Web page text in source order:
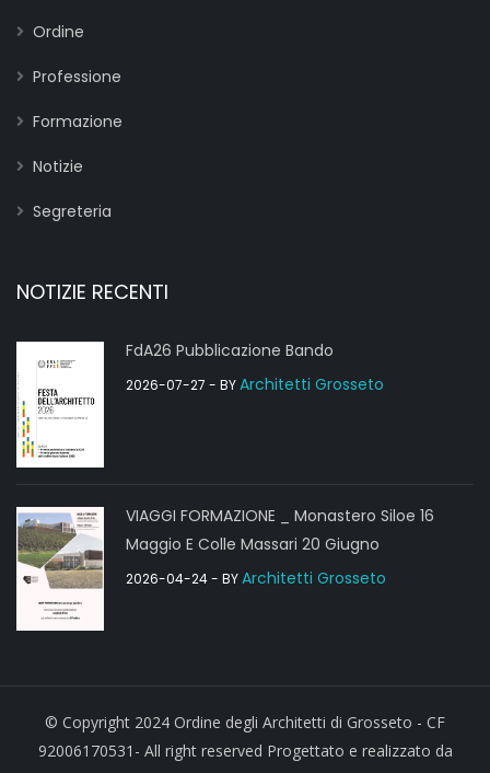
Ordine
Professione
Formazione
Notizie
Segreteria
NOTIZIE RECENTI
FdA26 Pubblicazione Bando
2026-07-27 - BYArchitetti Grosseto
VIAGGI FORMAZIONE _ Monastero Siloe 16
Maggio E Colle Massari 20 Giugno
2026-04-24- BYArchitetti Grosseto
© Copyright 2024 Ordine degli Architetti di Grosseto - CF
92006170531- All right reserved Progettato e realizzato da